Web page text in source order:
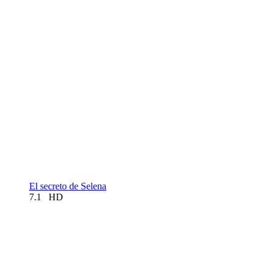
El secreto de Selena
7.1
HD